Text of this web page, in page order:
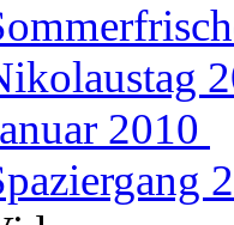
2010